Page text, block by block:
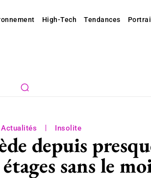
High-Tech Tendances
Actualités Insolite
depuis
sans le